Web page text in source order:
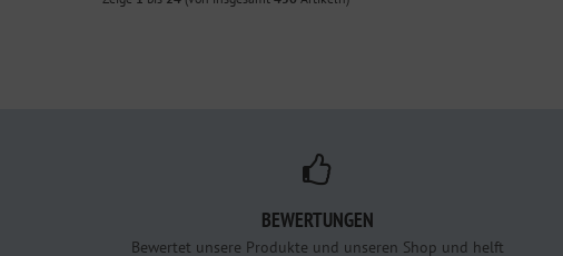
BEWERTUNGEN
Bewertet unsere Produkte und unseren Shop und helft